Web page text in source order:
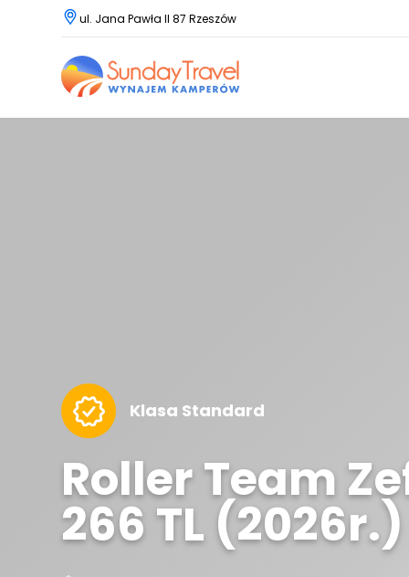
ul. Jana Pawła II 87 Rzeszów
Klasa Standard
Roller Team
266 TL (2026r.)